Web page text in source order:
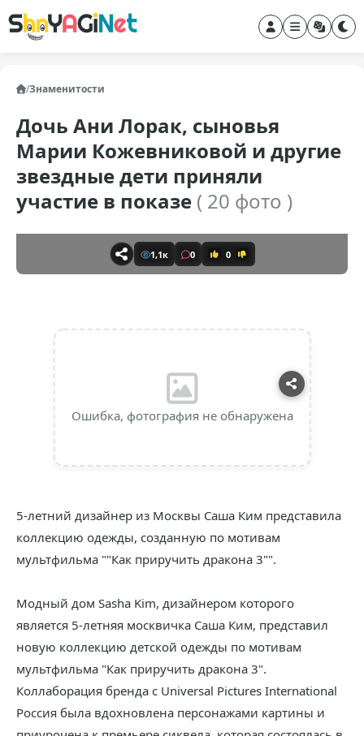
/Знаменитости
Дочь Ани Лорак, сыновья
Марии Кожевниковой и другие
звездные дети приняли
участие в показе ( 20 фото )
1,1к 0 0
Ошибка, фотография не обнаружена
5-летний дизайнер из Москвы Саша Ким представила
коллекцию одежды, созданную по мотивам
мультфильма ""Как приручить дракона 3"".
Модный дом Sasha Kim, дизайнером которого
является 5-летняя москвичка Саша Ким, представил
новую коллекцию детской одежды по мотивам
мультфильма "Как приручить дракона 3".
Коллаборация бренда с Universal Pictures International
Россия была вдохновлена персонажами картины и